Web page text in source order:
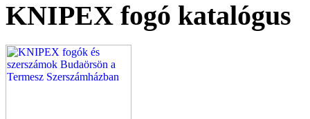
KNIPEX fogó katalógus